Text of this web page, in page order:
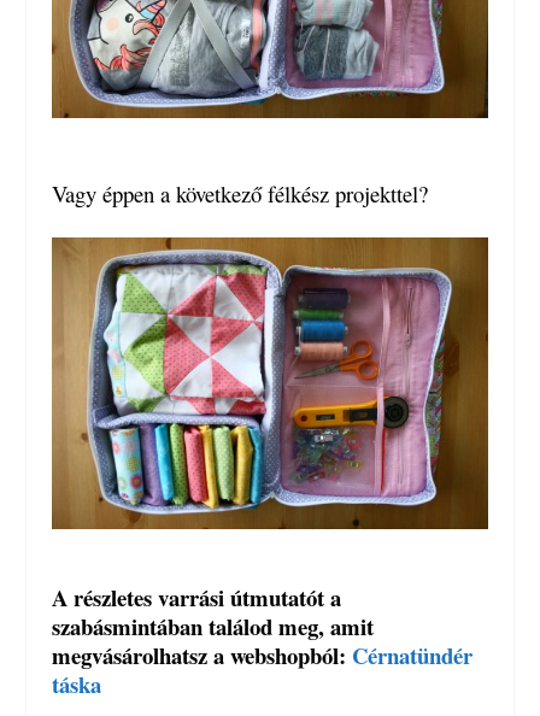
Vagy éppen a következő félkész projekttel?
A részletes varrási útmutatót a
szabásmintában találod meg, amit
megvásárolhatsz a webshopból: Cérnatündér
táska